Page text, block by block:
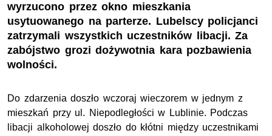
wyrzucono przez okno mieszkania
usytuowanego na parterze. Lubelscy policjanci
zatrzymali wszystkich uczestników libacji. Za
zabójstwo grozi dożywotnia kara pozbawienia
wolności.
Do zdarzenia doszło wczoraj wieczorem w jednym z
mieszkań przy ul. Niepodległości w Lublinie. Podczas
libacji alkoholowej doszło do kłótni między uczestnikami